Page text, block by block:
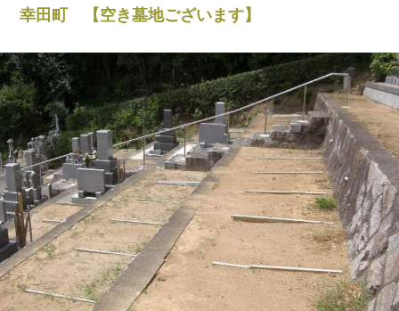
幸田町 【空き墓地ございます】